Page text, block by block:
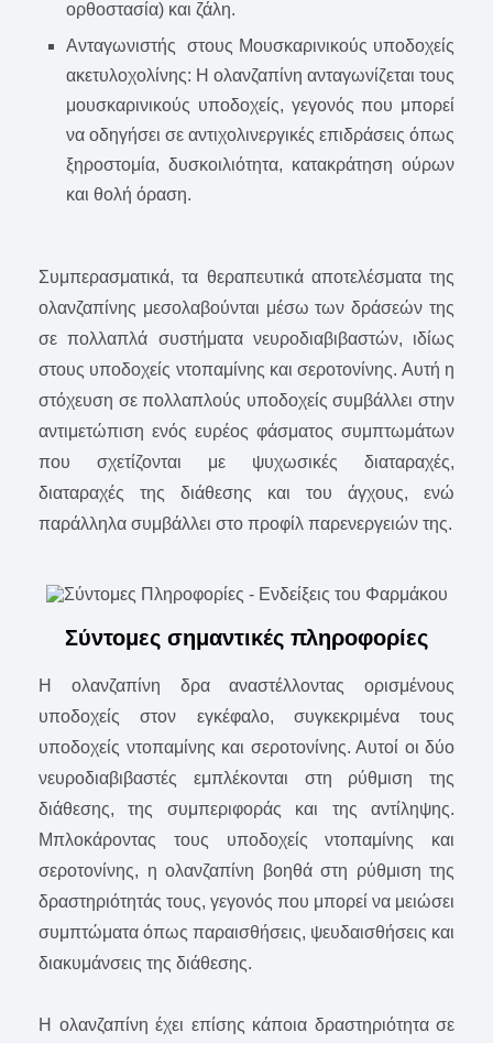
ορθοστασία) και ζάλη.
Ανταγωνιστής στους Μουσκαρινικούς υποδοχείς
ακετυλοχολίνης: Η ολανζαπίνη ανταγωνίζεται τους
μουσκαρινικούς υποδοχείς, γεγονός που μπορεί
να οδηγήσει σε αντιχολινεργικές επιδράσεις όπως
ξηροστομία, δυσκοιλιότητα, κατακράτηση ούρων
και θολή όραση.
Συμπερασματικά, τα θεραπευτικά αποτελέσματα της
ολανζαπίνης μεσολαβούνται μέσω των δράσεών της
σε πολλαπλά συστήματα νευροδιαβιβαστών, ιδίως
στους υποδοχείς ντοπαμίνης και σεροτονίνης. Αυτή η
στόχευση σε πολλαπλούς υποδοχείς συμβάλλει στην
αντιμετώπιση ενός ευρέος φάσματος συμπτωμάτων
που σχετίζονται με ψυχωσικές διαταραχές,
διαταραχές της διάθεσης και του άγχους, ενώ
παράλληλα συμβάλλει στο προφίλ παρενεργειών της.
Σύντομες σημαντικές πληροφορίες
Η ολανζαπίνη δρα αναστέλλοντας ορισμένους
υποδοχείς στον εγκέφαλο, συγκεκριμένα τους
υποδοχείς ντοπαμίνης και σεροτονίνης. Αυτοί οι δύο
νευροδιαβιβαστές εμπλέκονται στη ρύθμιση της
διάθεσης, της συμπεριφοράς και της αντίληψης.
Μπλοκάροντας τους υποδοχείς ντοπαμίνης και
σεροτονίνης, η ολανζαπίνη βοηθά στη ρύθμιση της
δραστηριότητάς τους, γεγονός που μπορεί να μειώσει
συμπτώματα όπως παραισθήσεις, ψευδαισθήσεις και
διακυμάνσεις της διάθεσης.
Η ολανζαπίνη έχει επίσης κάποια δραστηριότητα σε